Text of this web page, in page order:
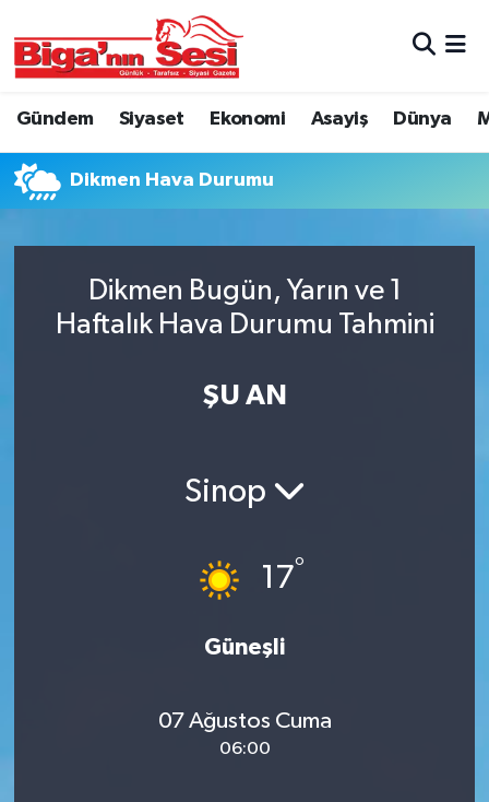
Gündem Siyaset Ekonomi Asayiş Dünya
Dikmen Hava Durumu
Dikmen Bugün, Yarın ve 1
Haftalık Hava Durumu Tahmini
ŞU AN
Sinop
17°
Güneşli
07 Ağustos Cuma
06:00
Asayiş
Belde ve Köyler
Belediye
Dünya
Çanakkale Hava Durumu
Süper Lig Puan Durumu ve Fikstür
Tüm Manşetler
Son Dakika Haberleri